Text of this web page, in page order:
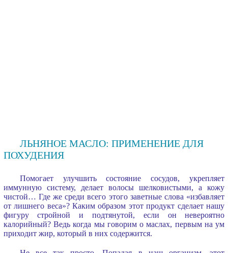
ЛЬНЯНОЕ МАСЛО: ПРИМЕНЕНИЕ ДЛЯ
ПОХУДЕНИЯ
Помогает улучшить состояние сосудов, укрепляет
иммунную систему, делает волосы шелковистыми, а кожу
чистой… Где же среди всего этого заветные слова «избавляет
от лишнего веса»? Каким образом этот продукт сделает нашу
фигуру стройной и подтянутой, если он невероятно
калорийный? Ведь когда мы говорим о маслах, первым на ум
приходит жир, который в них содержится.